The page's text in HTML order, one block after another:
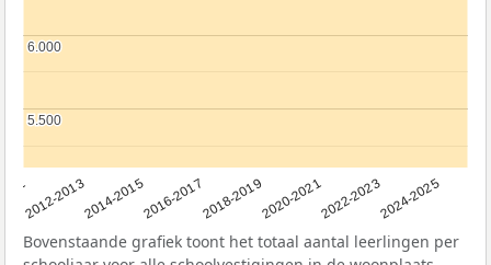
2012-20132014-20152016-20172018-20192020-20212022-20232024-2025
5.500
5.500
6.000
6.000
Bovenstaande grafiek toont het totaal aantal leerlingen per